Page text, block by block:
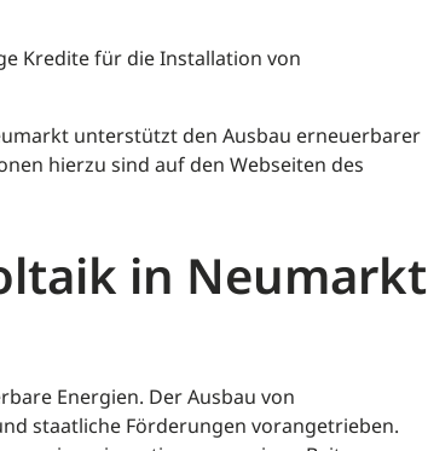
Kredite für die Installation von
unterstützt den Ausbau erneuerbarer
hierzu sind auf den Webseiten des
in Neumarkt
Energien. Der Ausbau von
staatliche Förderungen vorangetrieben.